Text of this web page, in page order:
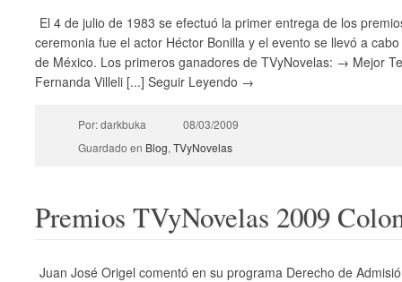
El 4 de julio de 1983 se efectuó la primer entrega de los
ceremonia fue el actor Héctor Bonilla y el evento se llevó a
de México. Los primeros ganadores de TVyNovelas: → Mejor
Fernanda Villeli [...] Seguir Leyendo →
Por: darkbuka
08/03/2009
Guardado en Blog, TVyNovelas
Premios TVyNovelas 2009
Juan José Origel comentó en su programa Derecho de